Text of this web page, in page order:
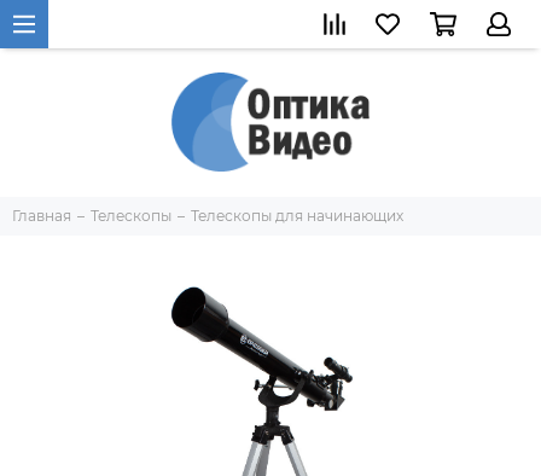
Главная Телескопы Телескопы для начинающих